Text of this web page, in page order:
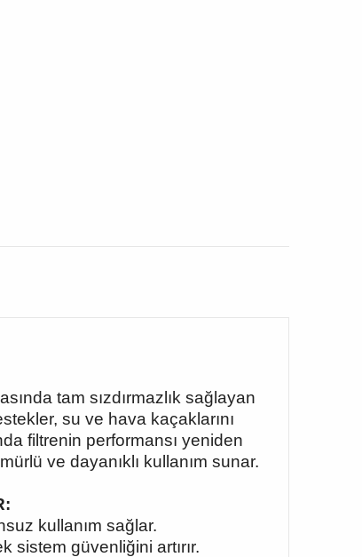
tam sızdırmazlık sağlayan
su ve hava kaçaklarını
filtrenin performansı yeniden
ve dayanıklı kullanım sunar.
kullanım sağlar.
sistem güvenliğini artırır.